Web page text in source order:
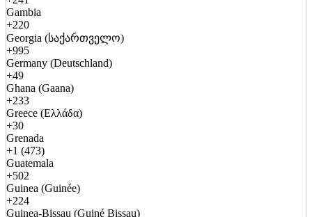
Gambia
+220
Georgia (საქართველო)
+995
Germany (Deutschland)
+49
Ghana (Gaana)
+233
Greece (Ελλάδα)
+30
Grenada
+1 (473)
Guatemala
+502
Guinea (Guinée)
+224
Guinea-Bissau (Guiné Bissau)